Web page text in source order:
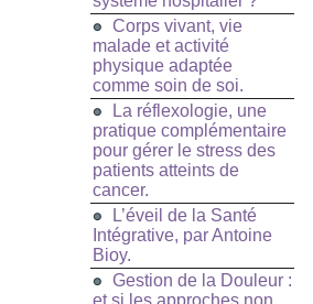
Corps vivant, vie
malade et activité
physique adaptée
comme soin de soi.
La réflexologie, une
pratique complémentaire
pour gérer le stress des
patients atteints de
cancer.
L’éveil de la Santé
Intégrative, par Antoine
Bioy.
Gestion de la Douleur :
et si les approches non